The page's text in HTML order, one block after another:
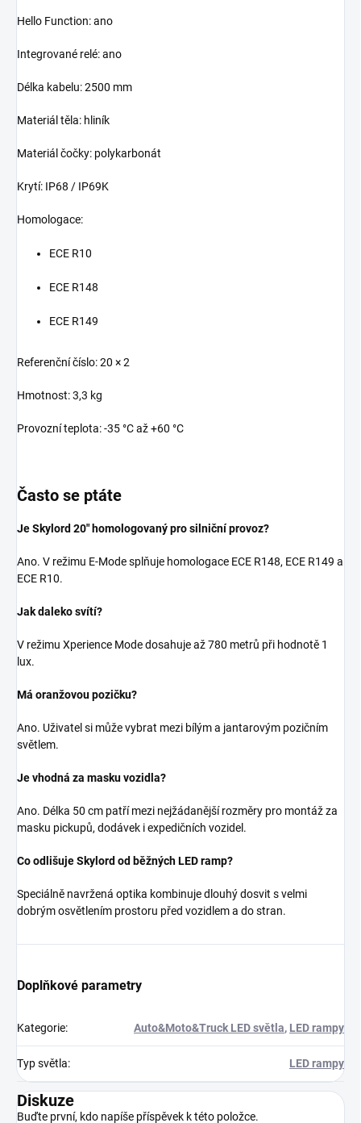
Hello Function: ano
Integrované relé: ano
Délka kabelu: 2500 mm
Materiál těla: hliník
Materiál čočky: polykarbonát
Krytí: IP68 / IP69K
Homologace:
ECE R10
ECE R148
ECE R149
Referenční číslo: 20 × 2
Hmotnost: 3,3 kg
Provozní teplota: -35 °C až +60 °C
Často se ptáte
Je Skylord 20" homologovaný pro silniční provoz?
Ano. V režimu E-Mode splňuje homologace ECE R148, ECE R149 a
ECE R10.
Jak daleko svítí?
V režimu Xperience Mode dosahuje až 780 metrů při hodnotě 1
lux.
Má oranžovou pozičku?
Ano. Uživatel si může vybrat mezi bílým a jantarovým pozičním
světlem.
Je vhodná za masku vozidla?
Ano. Délka 50 cm patří mezi nejžádanější rozměry pro montáž za
masku pickupů, dodávek i expedičních vozidel.
Co odlišuje Skylord od běžných LED ramp?
Speciálně navržená optika kombinuje dlouhý dosvit s velmi
dobrým osvětlením prostoru před vozidlem a do stran.
Doplňkové parametry
Kategorie: Auto&Moto&Truck LED světla, LED rampy
Typ světla: LED rampy
Diskuze
Buďte první, kdo napíše příspěvek k této položce.